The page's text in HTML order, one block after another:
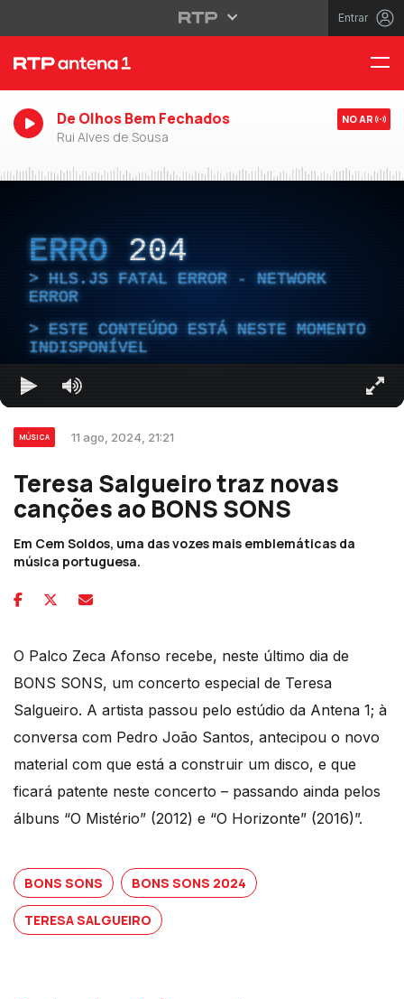
Entrar
De Olhos Bem Fechados
Rui Alves de Sousa
NO AR
ERRO 204
HLS.JS FATAL ERROR - NETWORK
ERROR
ESTE CONTEÚDO ESTÁ NESTE MOMENTO
INDISPONÍVEL
MÚSICA 11 ago, 2024, 21:21
Teresa Salgueiro traz novas
canções ao BONS SONS
Em Cem Soldos, uma das vozes mais emblemáticas da
música portuguesa.
O Palco Zeca Afonso recebe, neste último dia de
BONS SONS, um concerto especial de Teresa
Salgueiro. A artista passou pelo estúdio da Antena 1; à
conversa com Pedro João Santos, antecipou o novo
material com que está a construir um disco, e que
ficará patente neste concerto – passando ainda pelos
álbuns “O Mistério” (2012) e “O Horizonte” (2016)”.
BONS SONS BONS SONS 2024
TERESA SALGUEIRO